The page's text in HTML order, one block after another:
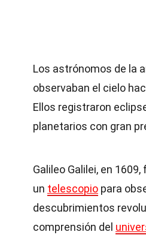
Los astrónomos de la
observaban el cielo
Ellos registraron
planetarios con gran
Galileo Galilei, en
un telescopio para
descubrimientos
comprensión del